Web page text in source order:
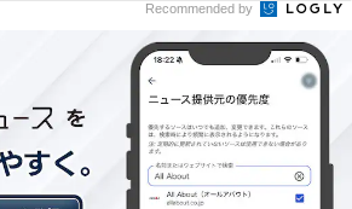
Recommended by